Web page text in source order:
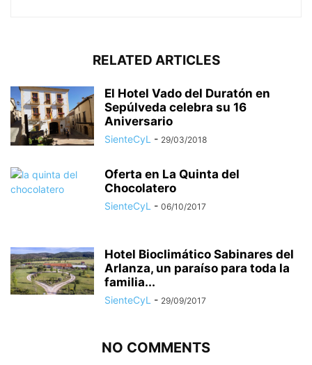
RELATED ARTICLES
El Hotel Vado del Duratón en
Sepúlveda celebra su 16
Aniversario
SienteCyL - 29/03/2018
Oferta en La Quinta del
Chocolatero
SienteCyL - 06/10/2017
Hotel Bioclimático Sabinares del
Arlanza, un paraíso para toda la
familia...
SienteCyL - 29/09/2017
NO COMMENTS